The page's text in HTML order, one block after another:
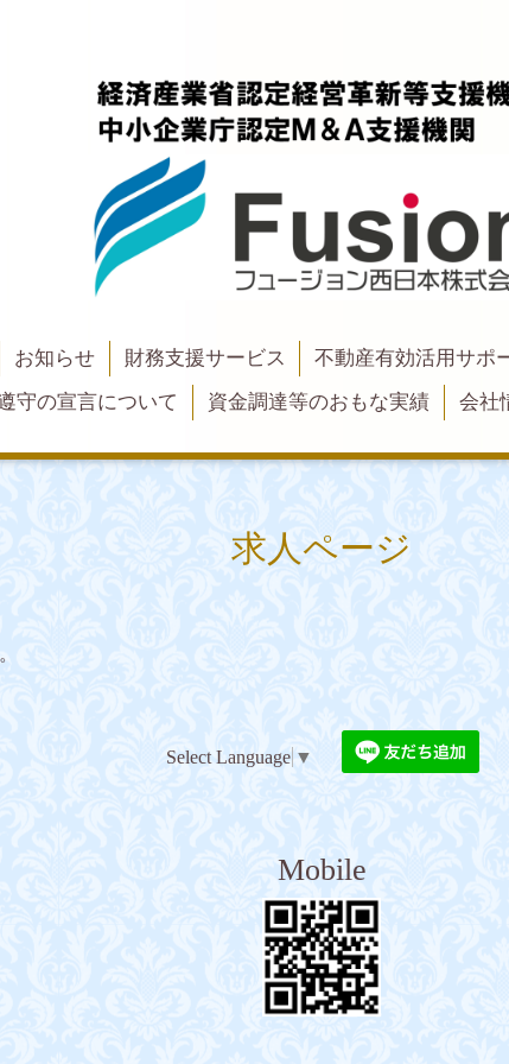
お知らせ 財務支援サービス 不動産有効活用サポ
守の宣言について
資金調達等のおもな実績 会社
求人ページ
Select Language ▼
Mobile